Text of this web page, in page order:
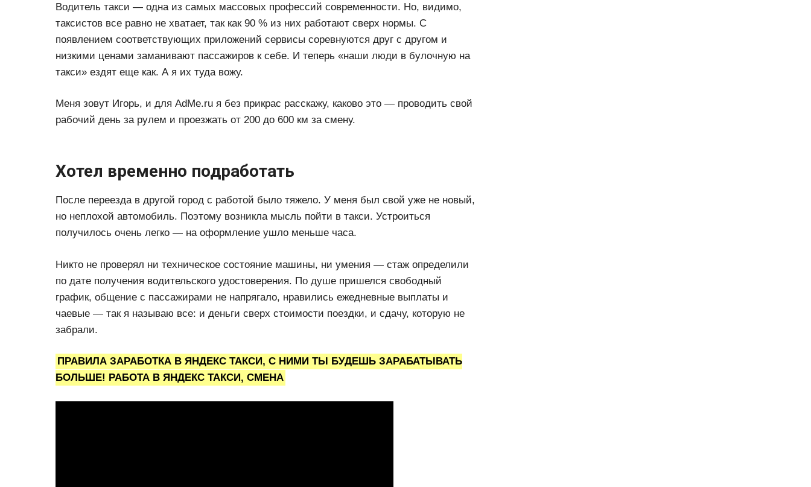
Водитель такси — одна из самых массовых профессий современности. Но, видимо,
таксистов все равно не хватает, так как 90 % из них работают сверх нормы. С
появлением соответствующих приложений сервисы соревнуются друг с другом и
низкими ценами заманивают пассажиров к себе. И теперь «наши люди в булочную на
такси» ездят еще как. А я их туда вожу.
Меня зовут Игорь, и для AdMe.ru я без прикрас расскажу, каково это — проводить свой
рабочий день за рулем и проезжать от 200 до 600 км за смену.
Хотел временно подработать
После переезда в другой город с работой было тяжело. У меня был свой уже не новый,
но неплохой автомобиль. Поэтому возникла мысль пойти в такси. Устроиться
получилось очень легко — на оформление ушло меньше часа.
Никто не проверял ни техническое состояние машины, ни умения — стаж определили
по дате получения водительского удостоверения. По душе пришелся свободный
график, общение с пассажирами не напрягало, нравились ежедневные выплаты и
чаевые — так я называю все: и деньги сверх стоимости поездки, и сдачу, которую не
забрали.
ПРАВИЛА ЗАРАБОТКА В ЯНДЕКС ТАКСИ, С НИМИ ТЫ БУДЕШЬ ЗАРАБАТЫВАТЬ
БОЛЬШЕ! РАБОТА В ЯНДЕКС ТАКСИ, СМЕНА